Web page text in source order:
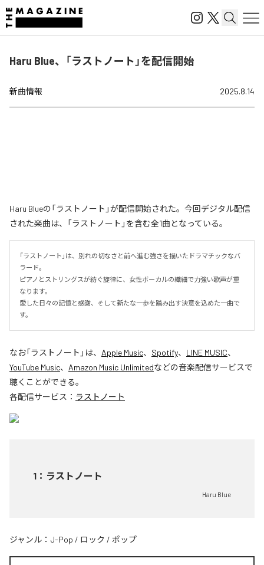
Haru Blue、「ラストノート」を配信開始
新曲情報 2025.8.14
Haru Blueの「ラストノート」が配信開始された。今回デジタル配信
された楽曲は、「ラストノート」を含む全1曲となっている。
「ラストノート」は、別れの切なさと前へ進む強さを描いたドラマチックなバ
ラード。
ピアノとストリングスが紡ぐ旋律に、女性ボーカルの繊細で力強い歌声が重
なります。
愛した日々の記憶と感謝、そして新たな一歩を踏み出す決意を込めた一曲で
す。
なお「ラストノート 」は、 Apple Music、 Spotify、 LINE MUSIC、
YouTube Music、 Amazon Music Unlimitedなどの音楽配信サービスで
聴くことができる。
各配信サービス： ラストノート
1 ： ラストノート
Haru Blue
ジャンル： J-Pop / ロック / ポップ